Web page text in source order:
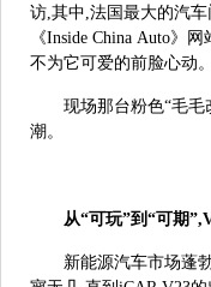
访,其中,法国最大的汽
《Inside China Auto》
不为它可爱的前脸心动
现场那台粉色“毛
潮。
从“可玩”到“可期
新能源汽车市场蓬